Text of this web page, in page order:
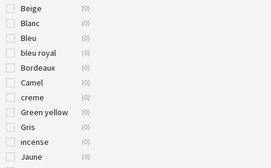
36
36.5 38
37.5
38.5 39-42
Beige (0)
Blanc (0)
Bleu (0)
bleu royal (0)
Bordeaux (0)
Camel (0)
creme (0)
Green yellow (0)
Gris (0)
incense (0)
Jaune (0)